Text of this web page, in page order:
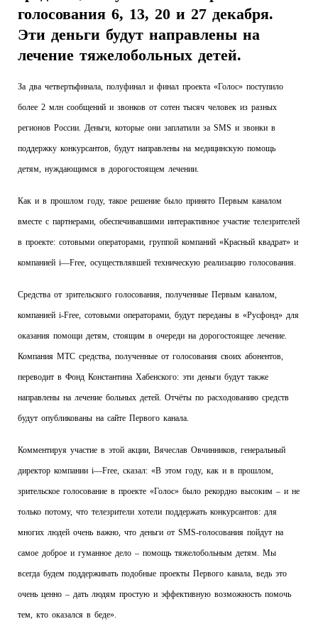
голосования 6, 13, 20 и 27 декабря.
Эти деньги будут направлены на
лечение тяжелобольных детей.
За два четвертьфинала, полуфинал и финал проекта «Голос» поступило
более 2 млн сообщений и звонков от сотен тысяч человек из разных
регионов России. Деньги, которые они заплатили за SMS и звонки в
поддержку конкурсантов, будут направлены на медицинскую помощь
детям, нуждающимся в дорогостоящем лечении.
Как и в прошлом году, такое решение было принято Первым каналом
вместе с партнерами, обеспечивавшими интерактивное участие телезрителей
в проекте: сотовыми операторами, группой компаний «Красный квадрат» и
компанией i—Free, осуществлявшей техническую реализацию голосования.
Средства от зрительского голосования, полученные Первым каналом,
компанией i-Free, сотовыми операторами, будут переданы в «Русфонд» для
оказания помощи детям, стоящим в очереди на дорогостоящее лечение.
Компания МТС средства, полученные от голосования своих абонентов,
переводит в Фонд Константина Хабенского: эти деньги будут также
направлены на лечение больных детей. Отчёты по расходованию средств
будут опубликованы на сайте Первого канала.
Комментируя участие в этой акции, Вячеслав Овчинников, генеральный
директор компании i—Free, сказал: «В этом году, как и в прошлом,
зрительское голосование в проекте «Голос» было рекордно высоким – и не
только потому, что телезрители хотели поддержать конкурсантов: для
многих людей очень важно, что деньги от SMS-голосования пойдут на
самое доброе и гуманное дело – помощь тяжелобольным детям. Мы
всегда будем поддерживать подобные проекты Первого канала, ведь это
очень ценно – дать людям простую и эффективную возможность помочь
тем, кто оказался в беде».